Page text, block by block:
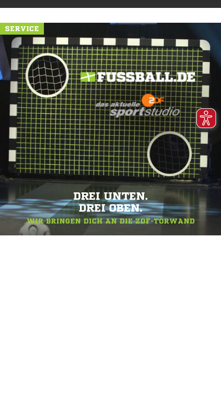
SERVICE
DREI UNTEN.
DREI OBEN.
WIR BRINGEN DICH AN DIE ZDF-TORWAND